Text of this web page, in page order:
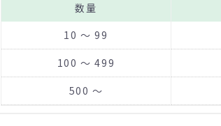
数量
10 ～ 99
100 ～ 499
500 ～